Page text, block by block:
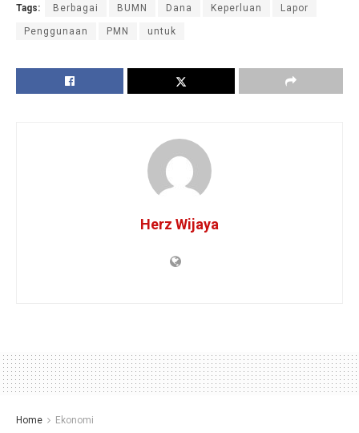
Tags: Berbagai BUMN Dana Keperluan Lapor
Penggunaan PMN untuk
Herz Wijaya
Home Ekonomi